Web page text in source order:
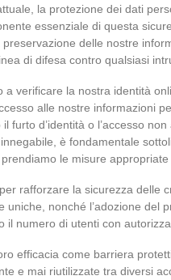
la protezione dei dati
essenziale di questa
delle nostre
di difesa contro qualsiasi
a verificare la nostra identità
alle nostre informazioni
furto d’identità o l’accesso
è fondamentale
le misure
rafforzare la sicurezza delle
uniche, nonché l’adozione del
il numero di utenti con
efficacia come barriera
e mai riutilizzate tra diversi